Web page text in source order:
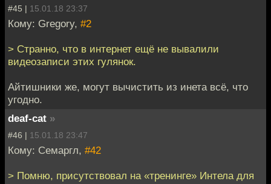
#45 | 15.01.18 23:37
Кому: Gregory, #2
> Странно, что в интернет ещё не вывалили
видеозаписи этих гулянок.
Айтишники же, могут вычистить из инета всё, что
угодно.
deaf-cat »
#46 | 15.01.18 23:47
Кому: Семаргл, #42
> Помню, присутствовал на «тренинге» Интела для